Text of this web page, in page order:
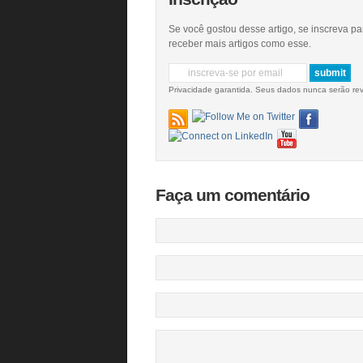
Se você gostou desse artigo, se inscreva
receber mais artigos como esse.
Privacidade garantida. Seus dados nunca serão
Faça um comentário